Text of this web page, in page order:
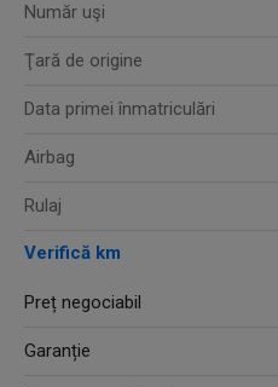
Număr uşi
Ţară de origine
Data primei înmatriculări
Airbag
Rulaj
Verifică km
Preț negociabil
Garanție